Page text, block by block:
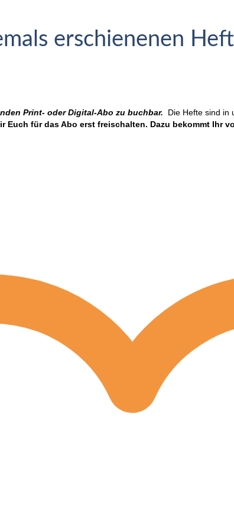
erschienenen
Print- oder Digital-Abo zu buchbar. Die Hefte sind in
Euch für das Abo erst freischalten. Dazu bekommt Ihr